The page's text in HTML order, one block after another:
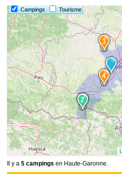
Campings Tourisme
4
3
2
2
Il y a5 campings en Haute-Garonne.